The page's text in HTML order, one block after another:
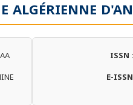
ALGÉRIENNE
ISSN :
E-